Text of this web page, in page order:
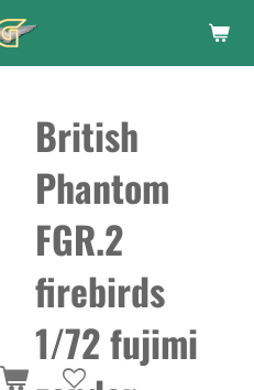
British
Phantom
FGR.2
firebirds
1/72 fujimi